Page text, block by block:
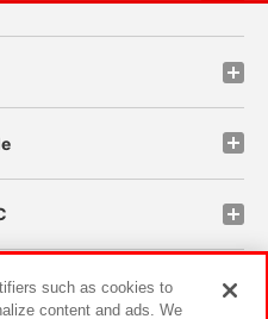
such as cookies to
content and ads. We